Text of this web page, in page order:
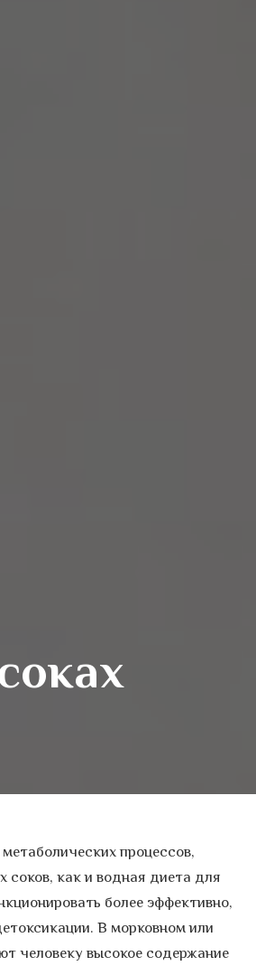
процессов,
соков, как и водная диета для
более эффективно,
В морковном или
человеку высокое содержание